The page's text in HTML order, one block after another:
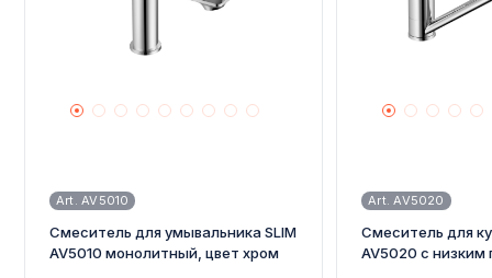
Art. AV5010
Смеситель для умывальника SLIM
AV5010 монолитный, цвет хром
Art. AV5020
Смеситель для
AV5020 с низким